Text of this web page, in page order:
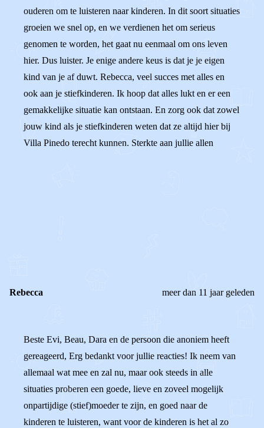
ouderen om te luisteren naar kinderen. In dit soort situaties
groeien we snel op, en we verdienen het om serieus
genomen te worden, het gaat nu eenmaal om ons leven
hier. Dus luister. Je enige andere keus is dat je je eigen
kind van je af duwt. Rebecca, veel succes met alles en
ook aan je stiefkinderen. Ik hoop dat alles lukt en er een
gemakkelijke situatie kan ontstaan. En zorg ook dat zowel
jouw kind als je stiefkinderen weten dat ze altijd hier bij
Villa Pinedo terecht kunnen. Sterkte aan jullie allen
Rebecca meer dan 11 jaar geleden
Beste Evi, Beau, Dara en de persoon die anoniem heeft
gereageerd, Erg bedankt voor jullie reacties! Ik neem van
allemaal wat mee en zal nu, maar ook steeds in alle
situaties proberen een goede, lieve en zoveel mogelijk
onpartijdige (stief)moeder te zijn, en goed naar de
kinderen te luisteren, want voor de kinderen is het al zo